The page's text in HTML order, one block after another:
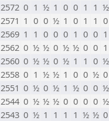
2572 0 1 ½ 1 0 0 1 1 ½
2571 1 0 0 ½ 1 0 1 1 0
2569 1 1 0 0 0 1 0 0 1
2562 0 ½ ½ 0 ½ ½ 0 0 1
2560 0 ½ ½ 0 ½ 1 1 0 ½
2558 0 1 ½ ½ 1 0 0 ½ 0
2551 0 ½ 0 ½ 1 ½ 0 0 ½
2544 0 ½ ½ ½ 0 0 0 0 ½
2543 0 ½ 1 1 1 1 ½ ½ 0